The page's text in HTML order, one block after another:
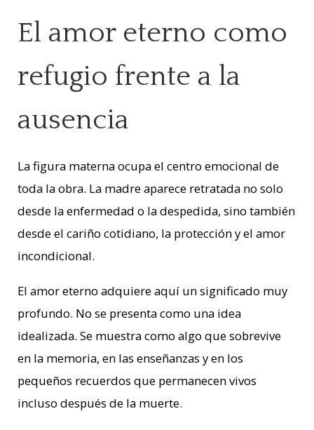
El amor eterno como
refugio frente a la
ausencia
La figura materna ocupa el centro emocional de
toda la obra. La madre aparece retratada no solo
desde la enfermedad o la despedida, sino también
desde el cariño cotidiano, la protección y el amor
incondicional.
El amor eterno adquiere aquí un significado muy
profundo. No se presenta como una idea
idealizada. Se muestra como algo que sobrevive
en la memoria, en las enseñanzas y en los
pequeños recuerdos que permanecen vivos
incluso después de la muerte.